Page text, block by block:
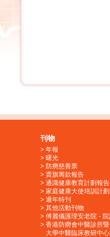
刊物
年報
曙光
防癆慈善票
賣旗籌款報告
通識健康教育計劃報告
家庭健康大使培訓計劃
週年特刊
其他活動刊物
傅麗儀護理安老院 -
香港防癆會中醫診所
大學中醫臨床教研中